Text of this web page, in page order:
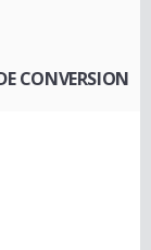
CONVERSION